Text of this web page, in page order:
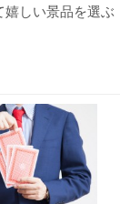
しい景品を選ぶ